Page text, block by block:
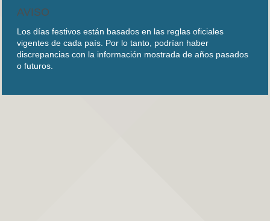
AVISO
Los días festivos están basados en las reglas oficiales
vigentes de cada país. Por lo tanto, podrían haber
discrepancias con la información mostrada de años pasados
o futuros.